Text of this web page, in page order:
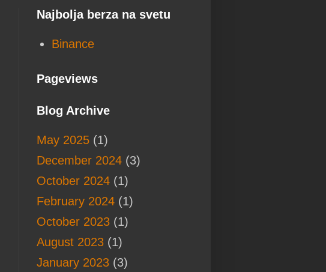
Najbolja berza na svetu
Binance
Pageviews
Blog Archive
May 2025 (1)
December 2024 (3)
October 2024 (1)
February 2024 (1)
October 2023 (1)
August 2023 (1)
January 2023 (3)